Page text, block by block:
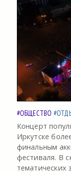
#ОБЩЕСТВО
Концерт
Иркутске
финальным
фестиваля. В
тематических